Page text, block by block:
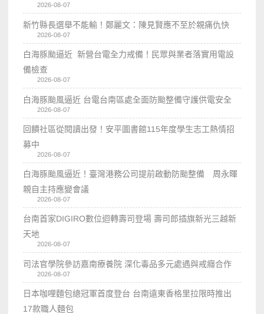
2026-08-07
新竹縣長選舉不能輸！鄭麗文：陳見賢應不至於親痛仇快
2026-08-07
白海豚颱逼近 新營台電全力戒備！民眾與業者落實用電設
備檢查
2026-08-07
白海豚颱風逼近 台電台南區處全面防颱整備守護供電安全
2026-08-07
回饋社區從閱讀出發！安平圖書館115年度學生志工熱情招
募中
2026-08-07
白海豚颱風逼近！臺灣港務公司提前啟動防颱整備 周永暉
親自主持應變會議
2026-08-07
台南首家DIGIRO數位迴轉壽司登場 壽司郎插旗新光三越新
天地
2026-08-07
司法官學院參訪嘉南療養院 深化毒品多元處遇與戒癮合作
2026-08-07
日本咖哩麵包總冠軍首度登台 台南遠東香格里拉限時推出
17款職人麵包